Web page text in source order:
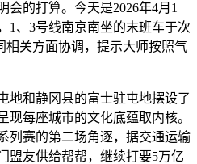
会的打算。今天是2026年4月1
1、3号线南京南坐的末班车于次
相关方面协调，提示大师按照气
和静冈县的富士驻屯地摆设了
现每座城市的文化底蕴取内核。
列赛的第二场角逐，据交通运输
盟友供给帮帮，继续打要5万亿